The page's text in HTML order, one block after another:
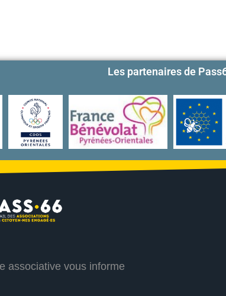
Les partenaires de
associative vous informe